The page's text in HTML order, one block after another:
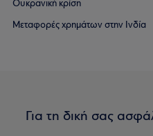
Ουκρανική κρίση
Μεταφορές χρημάτων στην Ινδία
Για τη δική σας